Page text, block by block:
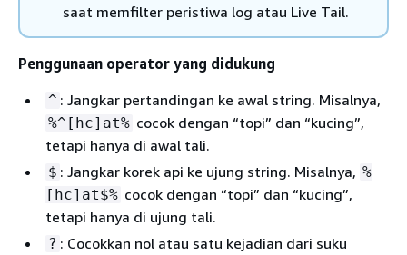
saat memfilter peristiwa log atau Live Tail.
Penggunaan operator yang didukung
^ : Jangkar pertandingan ke awal string. Misalnya,
%^[hc]at% cocok dengan “topi” dan “kucing”,
tetapi hanya di awal tali.
$ : Jangkar korek api ke ujung string. Misalnya, %
[hc]at$% cocok dengan “topi” dan “kucing”,
tetapi hanya di ujung tali.
? : Cocokkan nol atau satu kejadian dari suku